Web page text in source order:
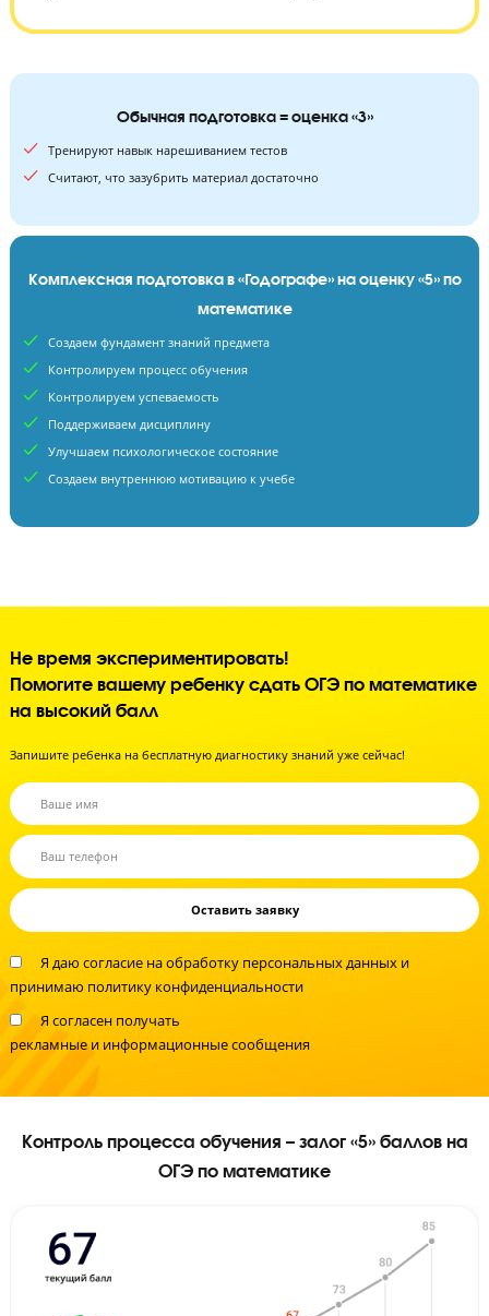
36 120
Обычная подготовка = оценка «3»
Тренируют навык нарешиванием тестов
Считают, что зазубрить материал достаточно
Комплексная подготовка в «Годографе» на оценку
математике
Создаем фундамент знаний предмета
Улучшаем психологическое состояние
Не время экспериментировать!
Помогите вашему ребенку сдать ОГЭ по
на высокий балл
Я даю согласие наобработку персональных данных
Я согласен получать
рекламные и информационные сообщения